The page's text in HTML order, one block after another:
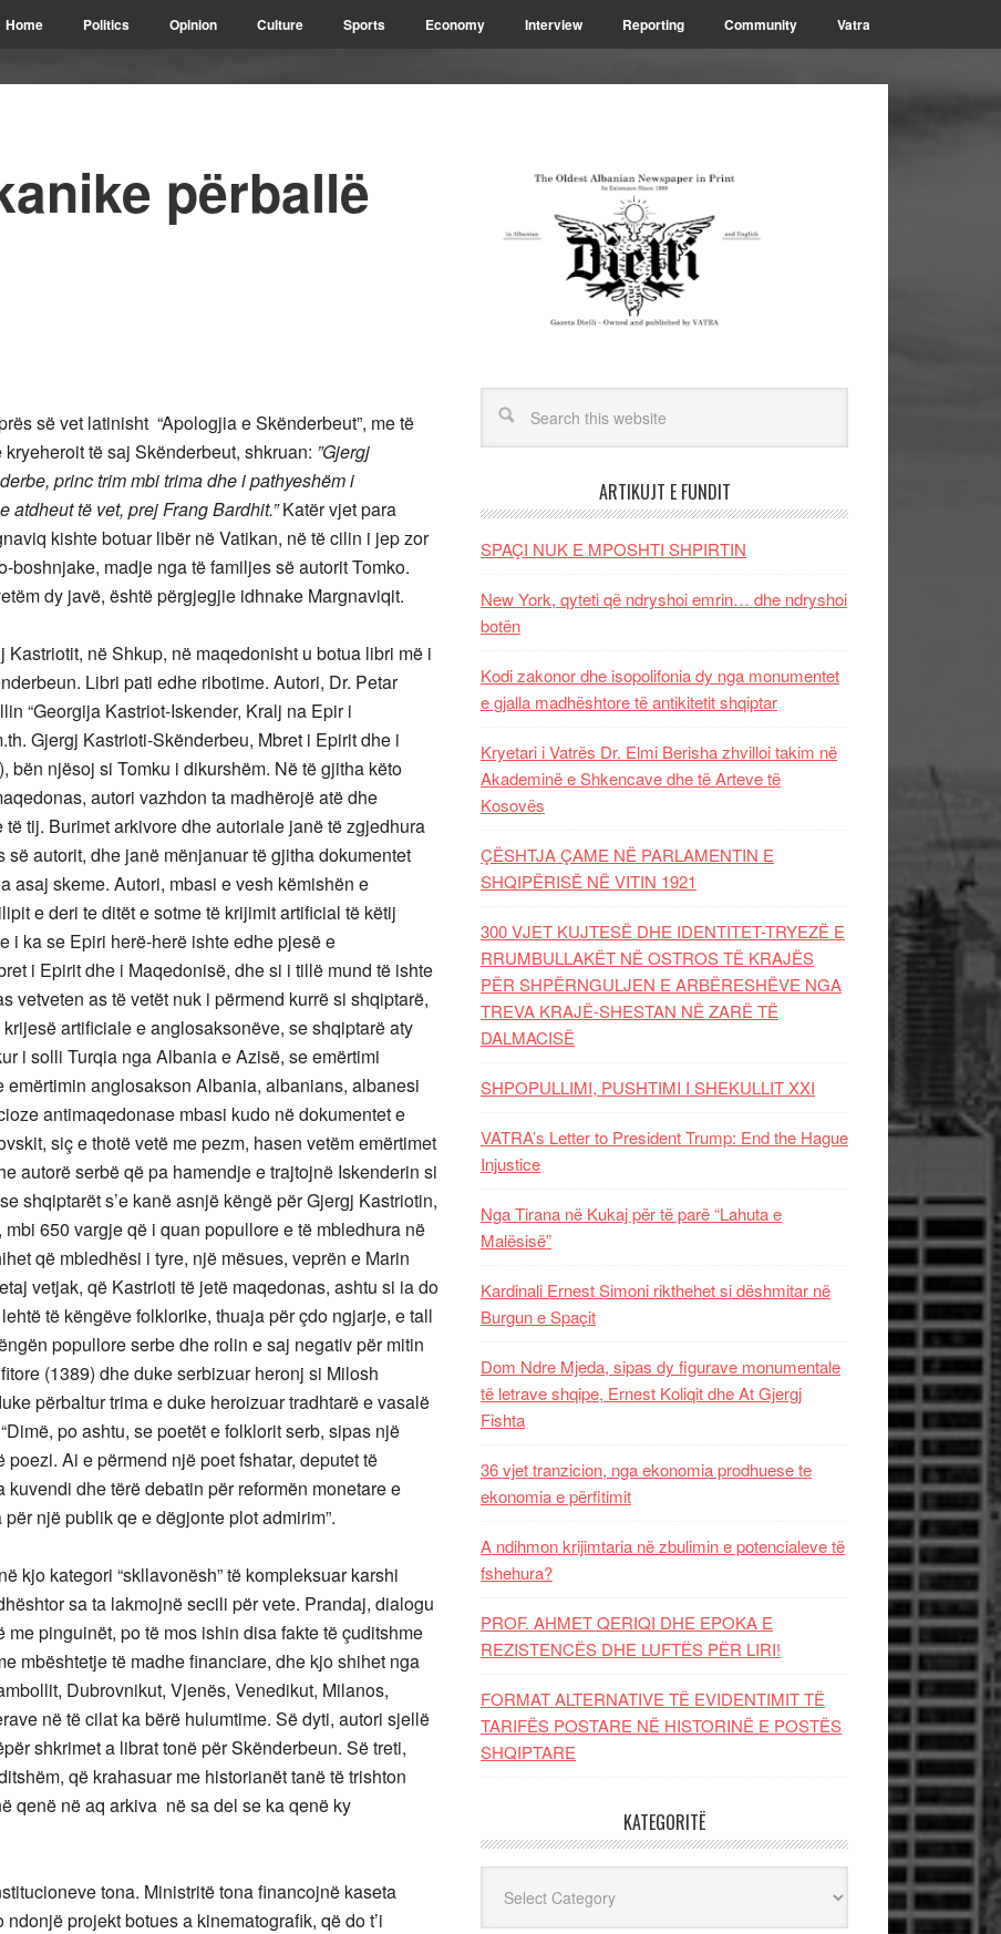
Home Politics Opinion Culture Sports Economy Interview Reporting Community Vatra
përballë
së vet latinisht “Apologjia e Skënderbeut”, me të
të saj Skënderbeut, shkruan: ”Gjergj
princ trim mbi trima dhe i pathyeshëm i
të vet, prej Frang Bardhit.”Katër vjet para
kishte botuar libër në Vatikan, në të cilin i jep zor
madje nga të familjes së autorit Tomko.
dy javë, është përgjegjie idhnake Margnaviqit.
në Shkup, në maqedonisht u botua libri më i
Libri pati edhe ribotime. Autori, Dr. Petar
“Georgija Kastriot-Iskender, Kralj na Epir i
Gjergj Kastrioti-Skënderbeu, Mbret i Epirit dhe i
bën njësoj si Tomku i dikurshëm. Në të gjitha këto
autori vazhdon ta madhërojë atë dhe
tij. Burimet arkivore dhe autoriale janë të zgjedhura
së autorit, dhe janë mënjanuar të gjitha dokumentet
asaj skeme. Autori, mbasi e vesh këmishën e
e deri te ditët e sotme të krijimit artificial të këtij
i ka se Epiri herë-herë ishte edhe pjesë e
i Epirit dhe i Maqedonisë, dhe si i tillë mund të ishte
vetveten as të vetët nuk i përmend kurrë si shqiptarë,
artificiale e anglosaksonëve, se shqiptarë aty
i solli Turqia nga Albania e Azisë, se emërtimi
anglosakson Albania, albanians, albanesi
antimaqedonase mbasi kudo në dokumentet e
siç e thotë vetë me pezm, hasen vetëm emërtimet
autorë serbë që pa hamendje e trajtojnë Iskenderin si
shqiptarët s’e kanë asnjë këngë për Gjergj Kastriotin,
650 vargje që i quan popullore e të mbledhura në
që mbledhësi i tyre, një mësues, veprën e Marin
vetjak, që Kastrioti të jetë maqedonas, ashtu si ia do
të këngëve folklorike, thuaja për çdo ngjarje, e tall
popullore serbe dhe rolin e saj negativ për mitin
(1389) dhe duke serbizuar heronj si Milosh
përbaltur trima e duke heroizuar tradhtarë e vasalë
po ashtu, se poetët e folklorit serb, sipas një
Ai e përmend një poet fshatar, deputet të
dhe tërë debatin për reformën monetare e
një publik qe e dëgjonte plot admirim”.
kjo kategori “skllavonësh” të kompleksuar karshi
sa ta lakmojnë secili për vete. Prandaj, dialogu
pinguinët, po të mos ishin disa fakte të çuditshme
mbështetje të madhe financiare, dhe kjo shihet nga
Dubrovnikut, Vjenës, Venedikut, Milanos,
në të cilat ka bërë hulumtime. Së dyti, autori sjellë
shkrimet a librat tonë për Skënderbeun. Së treti,
që krahasuar me historianët tanë të trishton
qenë në aq arkiva në sa del se ka qenë ky
tona. Ministritë tona financojnë kaseta
projekt botues a kinematografik, që do t’i
ARTIKUJT E FUNDIT
SPAÇI NUK E MPOSHTI SHPIRTIN
New York, qyteti që ndryshoi emrin… dhe ndryshoi
botën
Kodi zakonor dhe isopolifonia dy nga monumentet
e gjalla madhështore të antikitetit shqiptar
Kryetari i Vatrës Dr. Elmi Berisha zhvilloi takim në
Akademinë e Shkencave dhe të Arteve të
Kosovës
ÇËSHTJA ÇAME NË PARLAMENTIN E
SHQIPËRISË NË VITIN 1921
300 VJET KUJTESË DHE IDENTITET-TRYEZË E
RRUMBULLAKËT NË OSTROS TË KRAJËS
PËR SHPËRNGULJEN E ARBËRESHËVE NGA
TREVA KRAJË-SHESTAN NË ZARË TË
DALMACISË
SHPOPULLIMI, PUSHTIMI I SHEKULLIT XXI
VATRA’s Letter to President Trump: End the Hague
Injustice
Nga Tirana në Kukaj për të parë “Lahuta e
Malësisë”
Kardinali Ernest Simoni rikthehet si dëshmitar në
Burgun e Spaçit
Dom Ndre Mjeda, sipas dy figurave monumentale
të letrave shqipe, Ernest Koliqit dhe At Gjergj
Fishta
36 vjet tranzicion, nga ekonomia prodhuese te
ekonomia e përfitimit
A ndihmon krijimtaria në zbulimin e potencialeve të
fshehura?
PROF. AHMET QERIQI DHE EPOKA E
REZISTENCЁS DHE LUFTЁS PЁR LIRI!
FORMAT ALTERNATIVE TË EVIDENTIMIT TË
TARIFËS POSTARE NË HISTORINË E POSTËS
SHQIPTARE
KATEGORITË